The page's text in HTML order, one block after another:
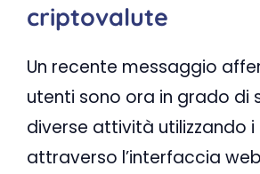
criptovalute
Un recente messaggio
utenti sono ora in grado di
diverse attività utilizzando i
attraverso l’interfaccia